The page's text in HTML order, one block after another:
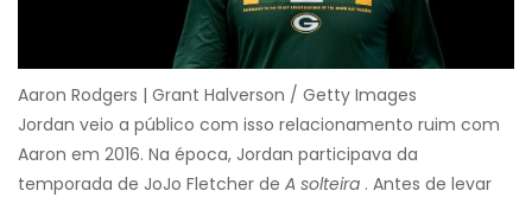
Aaron Rodgers | Grant Halverson / Getty Images
Jordan veio a público com isso relacionamento ruim com
Aaron em 2016. Na época, Jordan participava da
temporada de JoJo Fletcher de A solteira . Antes de levar